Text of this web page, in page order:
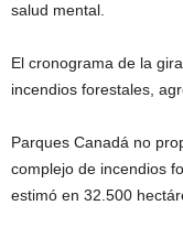
salud mental.
El cronograma de la
incendios forestales,
Parques Canadá no
complejo de incendios
estimó en 32.500